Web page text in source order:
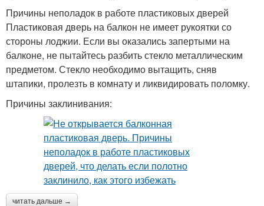
Причины неполадок в работе пластиковых дверей
Пластиковая дверь на балкон не имеет рукоятки со
стороны лоджии. Если вы оказались запертыми на
балконе, не пытайтесь разбить стекло металлическим
предметом. Стекло необходимо вытащить, сняв
штапики, пролезть в комнату и ликвидировать поломку.
Причины заклинивания:
читать дальше →